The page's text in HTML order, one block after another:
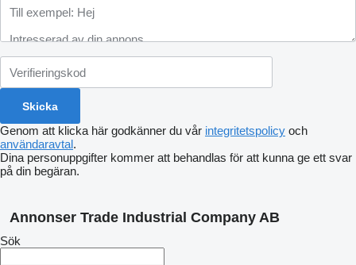
Genom att klicka här godkänner du vår integritetspolicy och
användaravtal.
Dina personuppgifter kommer att behandlas för att kunna ge ett svar
på din begäran.
Annonser Trade Industrial Company AB
Sök